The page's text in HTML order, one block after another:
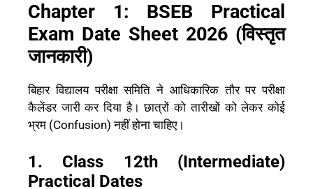
Chapter 1: BSEB Practical
Exam Date Sheet 2026 (विस्तृत
जानकारी)
बिहार विद्यालय परीक्षा समिति ने आधिकारिक तौर पर परीक्षा
कैलेंडर जारी कर दिया है। छात्रों को तारीखों को लेकर कोई
भ्रम (Confusion) नहीं होना चाहिए।
1. Class 12th (Intermediate)
Practical Dates